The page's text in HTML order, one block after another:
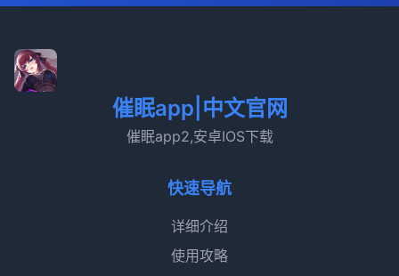
催眠app|中文官网
催眠app2,安卓IOS下载
快速导航
详细介绍
使用攻略